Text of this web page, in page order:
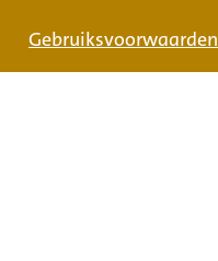
Gebruiksvoorwaarden